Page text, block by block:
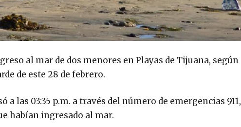
al mar de dos menores en Playas de Tijuana, según
de este 28 de febrero.
las 03:35 p.m. a través del número de emergencias 911,
habían ingresado al mar.